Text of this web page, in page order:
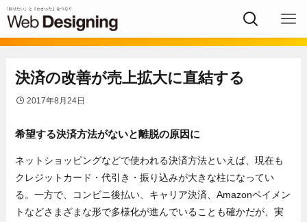
決済の改善が売上拡大に直結する
2017年8月24日
希望する決済方法がないと離脱の原因に
ネットショッピングなどで使われる決済方法といえば、現在も
クレジットカード・代引き・振り込みが大きな柱になってい
る。一方で、コンビニ後払い、キャリア決済、Amazonペイメン
トなどさまざまな形で多様化が進んでいることも確かだが、実